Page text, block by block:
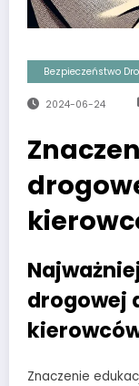
Bezpieczeństwo
2024-06-24
drogowej
Znaczenie